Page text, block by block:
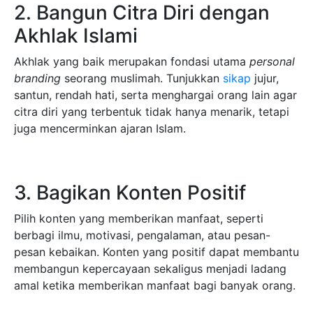
2. Bangun Citra Diri dengan
Akhlak Islami
Akhlak yang baik merupakan fondasi utama personal
branding seorang muslimah. Tunjukkan sikap jujur,
santun, rendah hati, serta menghargai orang lain agar
citra diri yang terbentuk tidak hanya menarik, tetapi
juga mencerminkan ajaran Islam.
3. Bagikan Konten Positif
Pilih konten yang memberikan manfaat, seperti
berbagi ilmu, motivasi, pengalaman, atau pesan-
pesan kebaikan. Konten yang positif dapat membantu
membangun kepercayaan sekaligus menjadi ladang
amal ketika memberikan manfaat bagi banyak orang.